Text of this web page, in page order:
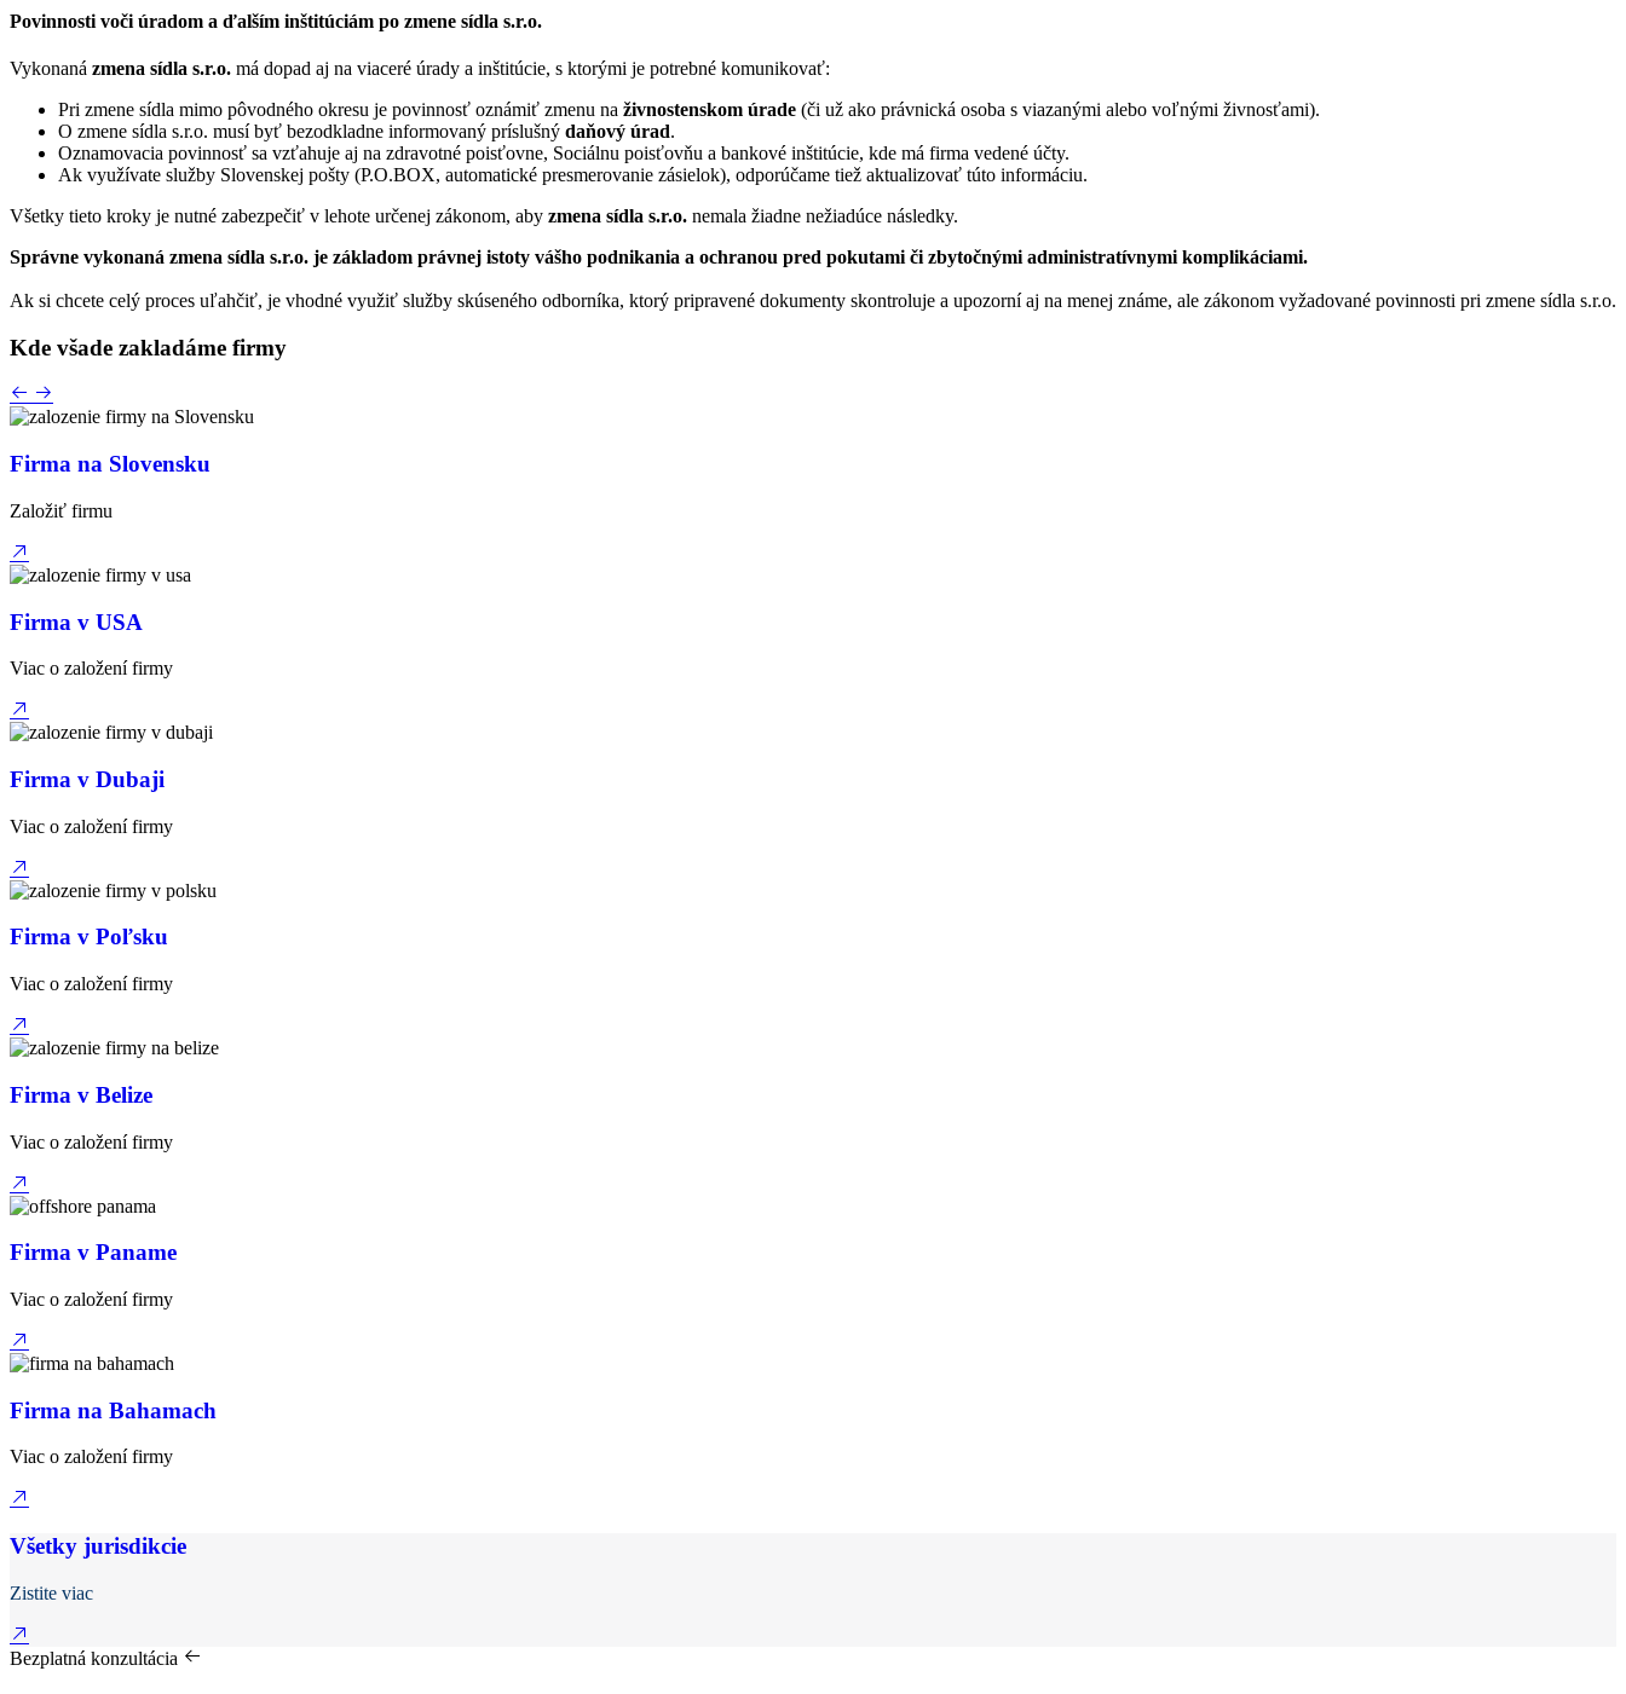
Povinnosti voči úradom a ďalším inštitúciám po zmene sídla s.r.o.
Vykonaná zmena sídla s.r.o. má dopad aj na viaceré úrady a inštitúcie, s ktorými je potrebné komunikovať:
Pri zmene sídla mimo pôvodného okresu je povinnosť oznámiť zmenu na živnostenskom úrade (či už ako právnická osoba s viazanými alebo voľnými živnosťami).
O zmene sídla s.r.o. musí byť bezodkladne informovaný príslušný daňový úrad.
Oznamovacia povinnosť sa vzťahuje aj na zdravotné poisťovne, Sociálnu poisťovňu a bankové inštitúcie, kde má firma vedené účty.
Ak využívate služby Slovenskej pošty (P.O.BOX, automatické presmerovanie zásielok), odporúčame tiež aktualizovať túto informáciu.
Všetky tieto kroky je nutné zabezpečiť v lehote určenej zákonom, aby zmena sídla s.r.o. nemala žiadne nežiadúce následky.
Správne vykonaná zmena sídla s.r.o. je základom právnej istoty vášho podnikania a ochranou pred pokutami či zbytočnými administratívnymi komplikáciami.
Ak si chcete celý proces uľahčiť, je vhodné využiť služby skúseného odborníka, ktorý pripravené dokumenty skontroluje a upozorní aj na menej známe, ale zákonom vyžadované povinnosti pri zmene sídla s.r.o.
Kde všade zakladáme firmy
Firma na Slovensku
Založiť firmu
Firma v USA
Viac o založení firmy
Firma v Dubaji
Viac o založení firmy
Firma v Poľsku
Viac o založení firmy
Firma v Belize
Viac o založení firmy
Firma v Paname
Viac o založení firmy
Firma na Bahamach
Viac o založení firmy
Všetky jurisdikcie
Zistite viac
Bezplatná konzultácia